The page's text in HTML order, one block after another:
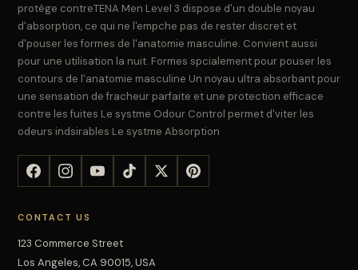
protège contreTENA Men Level 3 dispose d'un double noyau
d'absorption, ce qui ne l'empche pas de rester discret et
d'pouser les formes de l'anatomie masculine. Convient aussi
pour une utilisation la nuit. Formes spcialement pour pouser les
contours de l'anatomie masculine Un noyau ultra absorbant pour
une sensation de fracheur parfaite et une protection efficace
contre les fuites Le systme Odour Control permet d'viter les
odeurs indsirables Le systme Absorption
CONTACT US
123 Commerce Street
Los Angeles, CA 90015, USA